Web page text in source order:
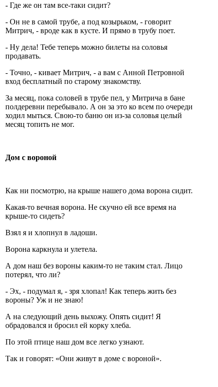
- Где же он там все-таки сидит?
- Он не в самой трубе, а под козырьком, - говорит
Митрич, - вроде как в кусте. И прямо в трубу поет.
- Ну дела! Тебе теперь можно билеты на соловья
продавать.
- Точно, - кивает Митрич, - а вам с Анной Петровной
вход бесплатный по старому знакомству.
За месяц, пока соловей в трубе пел, у Митрича в бане
полдеревни перебывало. А он за это ко всем по очереди
ходил мыться. Свою-то баню он из-за соловья целый
месяц топить не мог.
Дом с вороной
Как ни посмотрю, на крыше нашего дома ворона сидит.
Какая-то вечная ворона. Не скучно ей все время на
крыше-то сидеть?
Взял я и хлопнул в ладоши.
Ворона каркнула и улетела.
А дом наш без вороны каким-то не таким стал. Лицо
потерял, что ли?
- Эх, - подумал я, - зря хлопал! Как теперь жить без
вороны? Уж и не знаю!
А на следующий день выхожу. Опять сидит! Я
обрадовался и бросил ей корку хлеба.
По этой птице наш дом все легко узнают.
Так и говорят: «Они живут в доме с вороной».